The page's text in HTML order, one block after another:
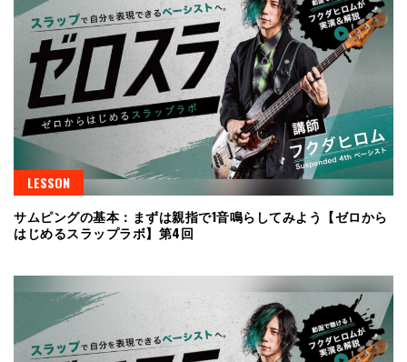
LESSON
サムピングの基本：まずは親指で1音鳴らしてみよう【ゼロから
はじめるスラップラボ】第4回